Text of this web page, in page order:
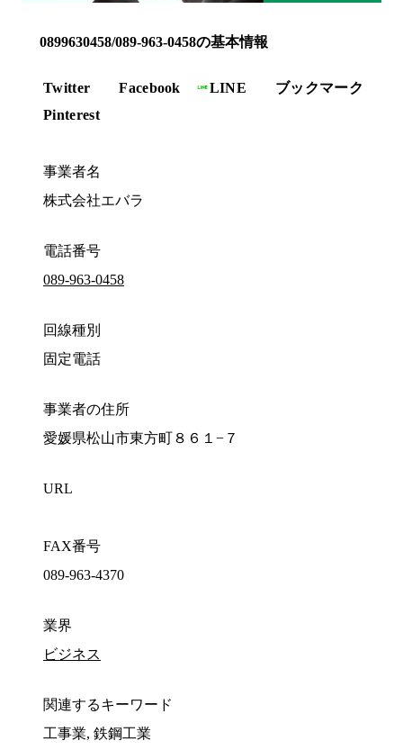
0899630458/089-963-0458の基本情報
Twitter Facebook LINE
ブックマーク
Pinterest
事業者名
株式会社エバラ
電話番号
089-963-0458
回線種別
固定電話
事業者の住所
愛媛県松山市東方町８６１−７
URL
FAX番号
089-963-4370
業界
ビジネス
関連するキーワード
工事業, 鉄鋼工業